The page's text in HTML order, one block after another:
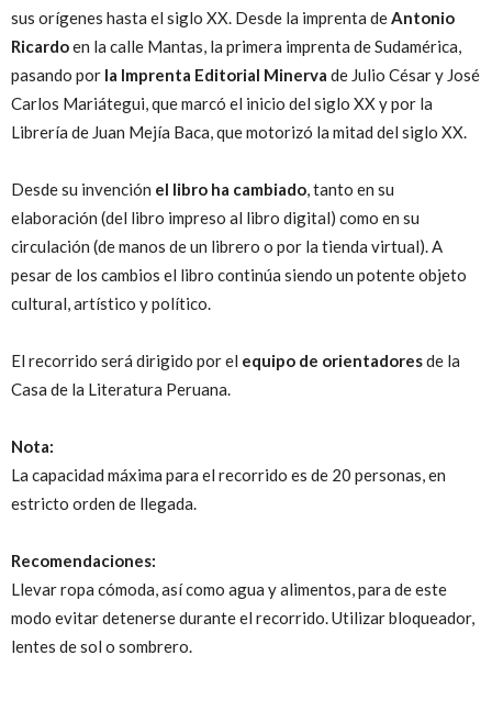
sus orígenes hasta el siglo XX. Desde la imprenta de Antonio
Ricardoen la calle Mantas, la primera imprenta de Sudamérica,
pasando por la Imprenta Editorial Minerva de Julio César y José
Carlos Mariátegui, que marcó el inicio del siglo XX y por la
Librería de Juan Mejía Baca, que motorizó la mitad del siglo XX.
Desde su invención el libro ha cambiado , tanto en su
elaboración (del libro impreso al libro digital) como en su
circulación (de manos de un librero o por la tienda virtual). A
pesar de los cambios el libro continúa siendo un potente objeto
cultural, artístico y político.
El recorrido será dirigido por el equipo de orientadoresde la
Casa de la Literatura Peruana.
Nota:
La capacidad máxima para el recorrido es de 20 personas, en
estricto orden de llegada.
Recomendaciones:
Llevar ropa cómoda, así como agua y alimentos, para de este
modo evitar detenerse durante el recorrido. Utilizar bloqueador,
lentes de sol o sombrero.